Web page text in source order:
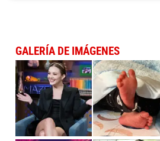
GALERÍA DE IMÁGENES